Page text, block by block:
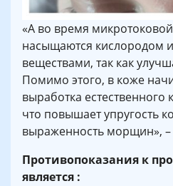
«А во время
насыщаются кислородом
веществами, так как
Помимо этого, в коже
выработка естественного
что повышает упругость
выраженность морщин», –
Противопоказания к
является :